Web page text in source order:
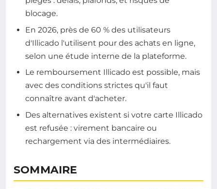
blocage.
En 2026, près de 60 % des utilisateurs
d'Illicado l'utilisent pour des achats en ligne,
selon une étude interne de la plateforme.
Le remboursement Illicado est possible, mais
avec des conditions strictes qu'il faut
connaître avant d'acheter.
Des alternatives existent si votre carte Illicado
est refusée : virement bancaire ou
rechargement via des intermédiaires.
SOMMAIRE